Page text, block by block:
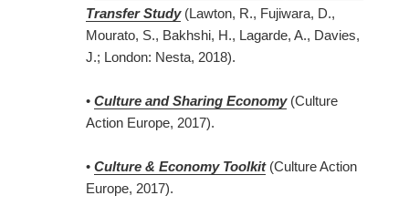
Transfer Study(Lawton, R., Fujiwara, D.,
Mourato, S., Bakhshi, H., Lagarde, A., Davies,
J.; London: Nesta, 2018).
•Culture and Sharing Economy(Culture
Action Europe, 2017).
•Culture & Economy Toolkit(Culture Action
Europe, 2017).